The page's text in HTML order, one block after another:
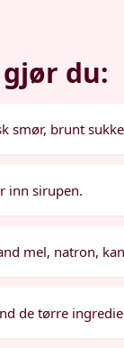
du:
smør, brunt
inn sirupen.
mel, natron,
de tørre